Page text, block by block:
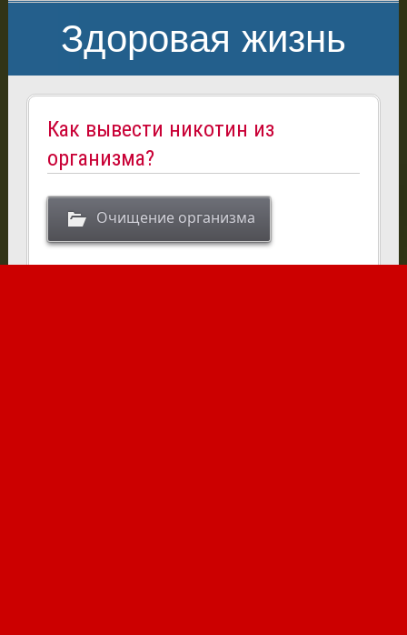
Здоровая жизнь
Как вывести никотин из
организма?
Очищение организма